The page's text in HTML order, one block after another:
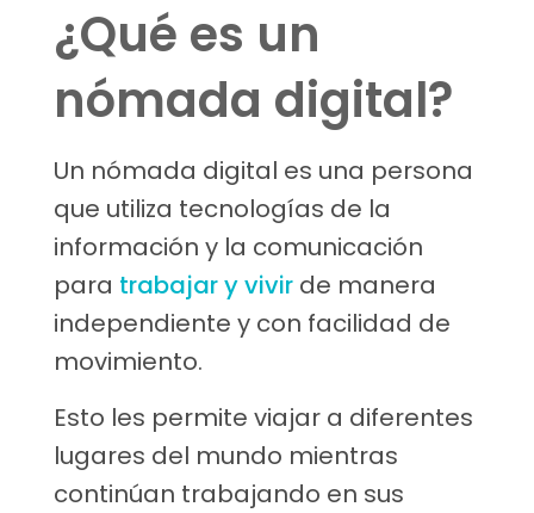
¿Qué es un
nómada digital?
Un nómada digital es una persona
que utiliza tecnologías de la
información y la comunicación
para trabajar y vivir de manera
independiente y con facilidad de
movimiento.
Esto les permite viajar a diferentes
lugares del mundo mientras
continúan trabajando en sus